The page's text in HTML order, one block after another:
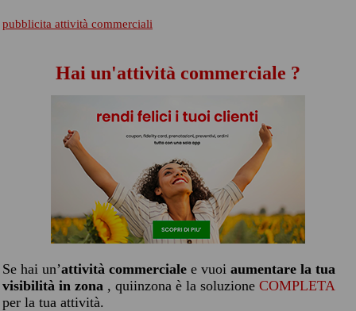
pubblicita attività commerciali
Hai un'attività commerciale ?
Se hai un’attività commerciale e vuoi aumentare la tua
visibilità in zona , quiinzona è la soluzione COMPLETA
per la tua attività.